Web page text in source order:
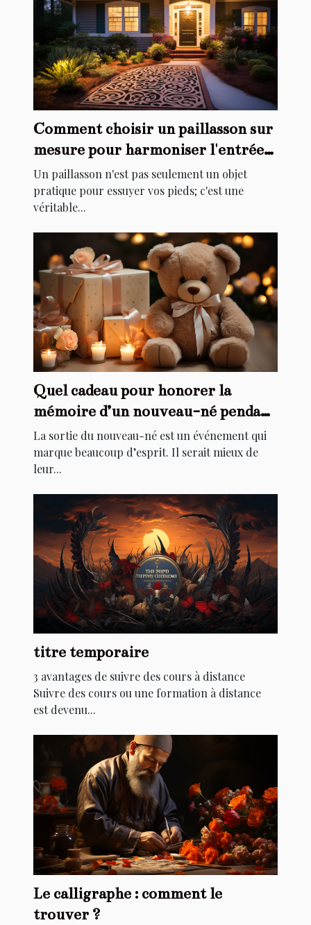
Comment choisir un paillasson sur
mesure pour harmoniser l'entrée
de votre maison
Un paillasson n'est pas seulement un objet
pratique pour essuyer vos pieds; c'est une
véritable...
Quel cadeau pour honorer la
mémoire d’un nouveau-né pendant
son baptême ?
La sortie du nouveau-né est un événement qui
marque beaucoup d’esprit. Il serait mieux de
leur...
titre temporaire
3 avantages de suivre des cours à distance
Suivre des cours ou une formation à distance
est devenu...
Le calligraphe : comment le
trouver ?